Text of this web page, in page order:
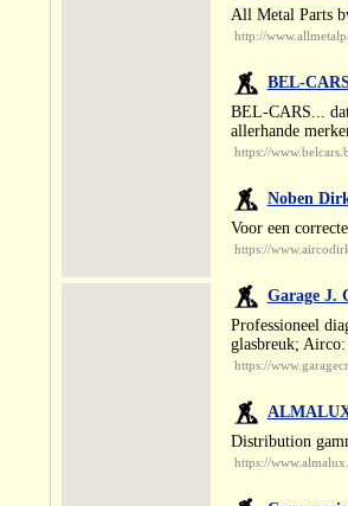
All Metal Parts
http://
BEL-
BEL-CARS... dat
allerhande
https://
Noben
Voor een
https://
Garage J.
Professioneel
glasbreuk;
https://
Distribution
https://